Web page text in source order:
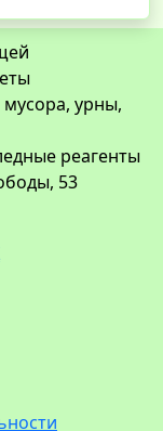
урны,
реагенты
53